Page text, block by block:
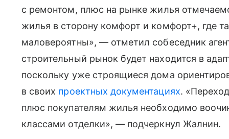
с ремонтом, плюс на рынке жилья
жилья в сторону комфорт и комфорт+, где
маловероятны», — отметил собеседник
строительный рынок будет находится в
поскольку уже строящиеся дома
в своих проектных документациях.
плюс покупателям жилья необходимо
классами отделки», — подчеркнул Жалнин.